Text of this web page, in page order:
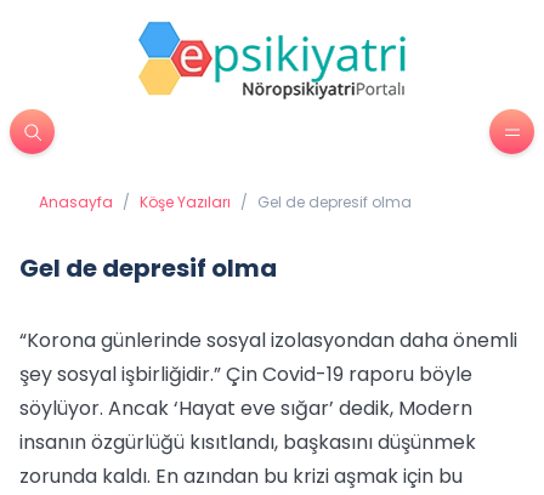
Anasayfa / Köşe Yazıları / Gel de depresif olma
Gel de depresif olma
“Korona günlerinde sosyal izolasyondan daha önemli
şey sosyal işbirliğidir.” Çin Covid-19 raporu böyle
söylüyor. Ancak ‘Hayat eve sığar’ dedik, Modern
insanın özgürlüğü kısıtlandı, başkasını düşünmek
zorunda kaldı. En azından bu krizi aşmak için bu